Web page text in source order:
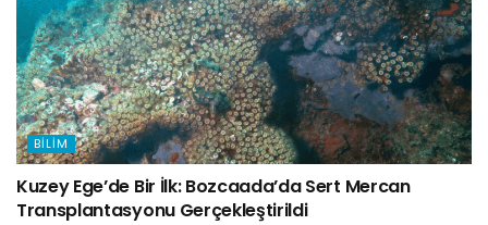
BILIM
Kuzey Ege’de Bir İlk: Bozcaada’da Sert Mercan
Transplantasyonu Gerçekleştirildi